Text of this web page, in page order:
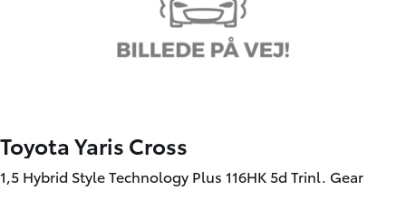
Toyota Yaris Cross
1,5 Hybrid Style Technology Plus 116HK 5d Trinl. Gear